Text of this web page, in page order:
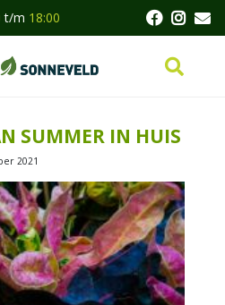
t/m 18:00
SUMMER IN HUIS
2021